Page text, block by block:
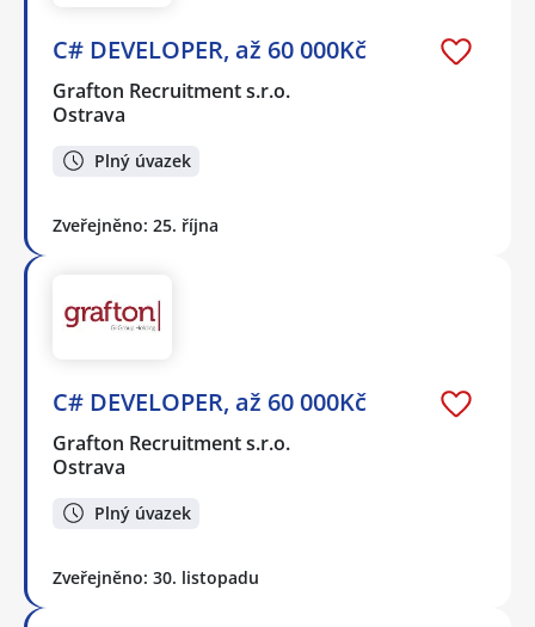
C# DEVELOPER, až 60 000Kč
Grafton Recruitment s.r.o.
Ostrava
Plný úvazek
Zveřejněno: 25. října
C# DEVELOPER, až 60 000Kč
Grafton Recruitment s.r.o.
Ostrava
Plný úvazek
Zveřejněno: 30. listopadu